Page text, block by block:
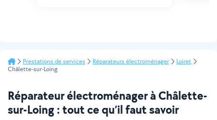
Prestations de services Réparateurs électroménager
Loiret
Châlette-sur-Loing
Réparateur électroménager à Châlette-
sur-Loing : tout ce qu’il faut savoir